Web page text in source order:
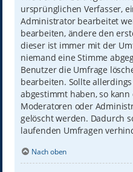
ursprünglichen Verfasser,
Administrator bearbeitet
bearbeiten, ändere den
dieser ist immer mit der
niemand eine Stimme
Benutzer die Umfrage
bearbeiten. Sollte
abgestimmt haben, so
Moderatoren oder
gelöscht werden. Dadurch
laufenden Umfragen
Nach oben